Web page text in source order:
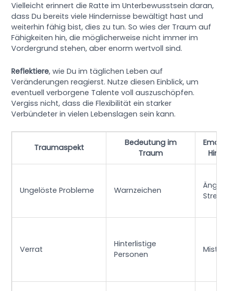
Vielleicht erinnert die Ratte im Unterbewusstsein daran,
dass Du bereits viele Hindernisse bewältigt hast und
weiterhin fähig bist, dies zu tun. So wies der Traum auf
Fähigkeiten hin, die möglicherweise nicht immer im
Vordergrund stehen, aber enorm wertvoll sind.
Reflektiere, wie Du im täglichen Leben auf
Veränderungen reagierst. Nutze diesen Einblick, um
eventuell verborgene Talente voll auszuschöpfen.
Vergiss nicht, dass die Flexibilität ein starker
Verbündeter in vielen Lebenslagen sein kann.
Traumaspekt
Bedeutung im
Traum
Ungelöste Probleme Warnzeichen
Stress
Verrat
Hinterlistige
Personen